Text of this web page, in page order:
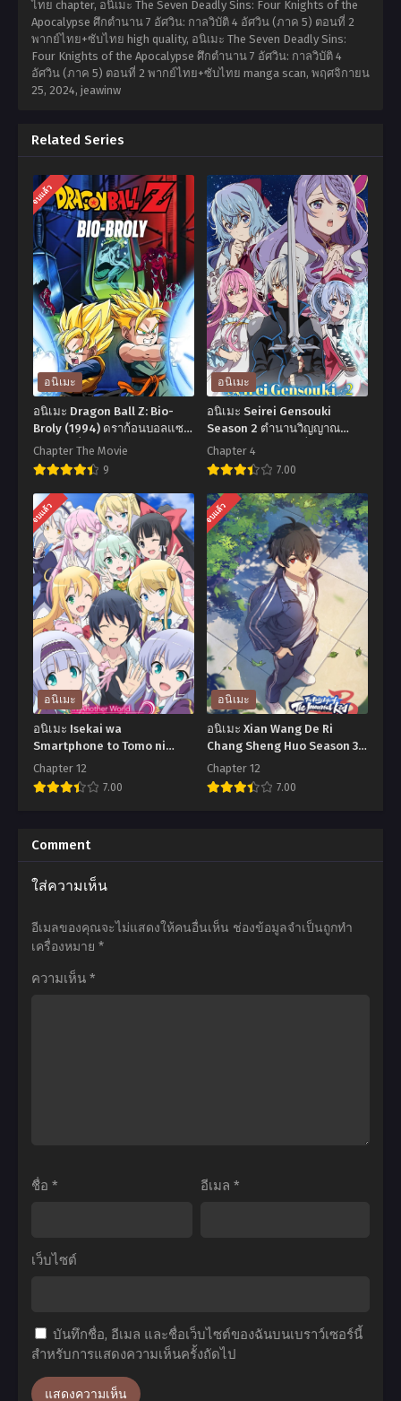
ไทย chapter, อนิเมะ The Seven Deadly Sins: Four Knights of the
Apocalypse ศึกตำนาน 7 อัศวิน: กาลวิบัติ 4 อัศวิน (ภาค 5) ตอนที่ 2
พากย์ไทย+ซับไทย high quality, อนิเมะ The Seven Deadly Sins:
Four Knights of the Apocalypse ศึกตำนาน 7 อัศวิน: กาลวิบัติ 4
อัศวิน (ภาค 5) ตอนที่ 2 พากย์ไทย+ซับไทย manga scan, พฤศจิกายน
25, 2024, jeawinw
Related Series
จบแล้ว
อนิเมะ
อนิเมะ Dragon Ball Z: Bio-
Broly (1994) ดราก้อนบอลแซด
เดอะมูฟวี่ 11: สุดยอดนักรบไบโอ
โบรลี่ พากย์ไทย
Chapter The Movie
9
อ
นิ
เมะ
Dragon
Ball
Z:
Bio-
Broly
(1994)
ดรา
ก้อน
บอล
แซด
มูฟ
วี่
11:
ยอด
รบ
อนิเมะ
อนิเมะ Seirei Gensouki
Season 2 ตำนานวิญญาณ
แฟนซี ภาค 2 ตอนที่1-4 ซับไทย
Chapter 4
7.00
อ
นิ
เมะ
Seirei
Gensouki
Season
2
ตำนาน
วิญญาณ
แฟนซี
ภาค
2
ตอน
ซับ
จบแล้ว
อนิเมะ
อนิเมะ Isekai wa
Smartphone to Tomo ni
Season 2 ไปต่างโลกกับสมาร์ท
โฟน ภาค 2 ตอนที่1-12 พากย์
ไทย+ซับไทย
Chapter 12
7.00
นิ
เมะ
Isekai
Smartphone
Tomo
สมา
ภาค
ที่1-
12
พากย์
จบแล้ว
อนิเมะ
อนิเมะ Xian Wang De Ri
Chang Sheng Huo Season 3
ชีวิตประจำวันของราชาแห่ง
เซียน ภาค 3 ตอนที่1-12 พากย์
ไทย+ซับไทย
Chapter 12
7.00
เมะ
Wang
ของ
ตอน
ที่1-
Comment
ใส่ความเห็น
อีเมลของคุณจะไม่แสดงให้คนอื่นเห็น ช่องข้อมูลจำเป็นถูกทำ
เครื่องหมาย *
ความเห็น *
ชื่อ * อีเมล *
เว็บไซต์
บันทึกชื่อ, อีเมล และชื่อเว็บไซต์ของฉันบนเบราว์เซอร์นี้
สำหรับการแสดงความเห็นครั้งถัดไป